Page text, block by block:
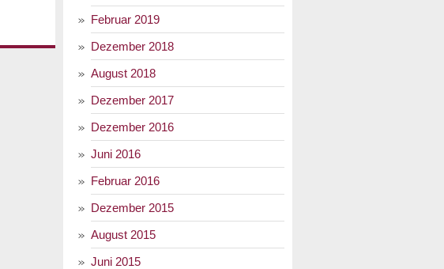
Februar 2019
Dezember 2018
August 2018
Dezember 2017
Dezember 2016
Juni 2016
Februar 2016
Dezember 2015
August 2015
Juni 2015